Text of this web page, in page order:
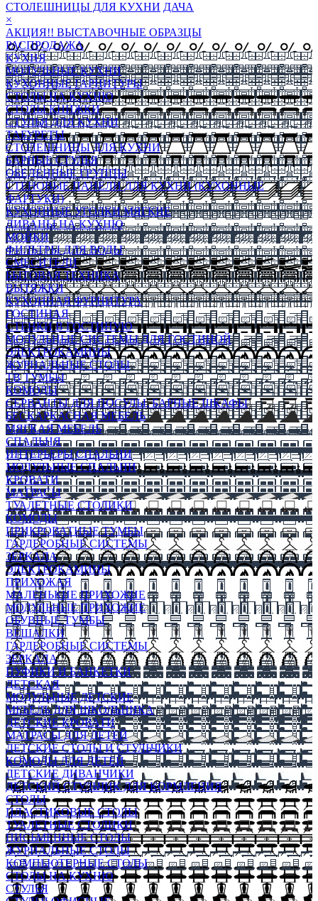
СТОЛЕШНИЦЫ ДЛЯ КУХНИ ДАЧА
×
АКЦИЯ!! ВЫСТАВОЧНЫЕ ОБРАЗЦЫ
РАСПРОДАЖА
КУХНЯ
МОДУЛЬНЫЕ КУХНИ
КУХОННЫЕ ГАРНИТУРЫ
СТОЛЫ НА КУХНЮ
СТОЛЫ КНИЖКИ
СТУЛЬЯ ДЛЯ КУХНИ
ТАБУРЕТЫ
СТОЛЕШНИЦЫ ДЛЯ КУХНИ
БАРНЫЕ СТУЛЬЯ
ОБЕДЕННЫЕ ГРУППЫ
СТЕНОВЫЕ ПАНЕЛИ ДЛЯ КУХНИ (КУХОННЫЕ
ФАРТУКИ)
КУХОННЫЕ УГОЛКИ МЯГКИЕ
ДИВАНЫ НА КУХНЮ
МОЙКИ
ФИЛЬТРЫ ДЛЯ ВОДЫ
СМЕСИТЕЛИ
БЫТОВАЯ ТЕХНИКА
ВЫТЯЖКИ
КУХОННАЯ ФУРНИТУРА
ГОСТИНАЯ
СТЕНКИ В ГОСТИНУЮ
МОДУЛЬНЫЕ СИСТЕМЫ ДЛЯ ГОСТИНОЙ
ЭЛЕКТРОКАМИНЫ
ЖУРНАЛЬНЫЕ СТОЛЫ
ТВ ТУМБЫ
КОМОДЫ
СЕРВАНТЫ ДЛЯ ПОСУДЫ, БАРНЫЕ ШКАФЫ
БЕСКАРКАСНАЯ МЕБЕЛЬ
МЯГКАЯ МЕБЕЛЬ
СПАЛЬНЯ
ИНТЕРЬЕРЫ СПАЛЬНИ
МОДУЛЬНЫЕ СПАЛЬНИ
КРОВАТИ
МАТРАСЫ
ТУАЛЕТНЫЕ СТОЛИКИ
КОМОДЫ
ПРИКРОВАТНЫЕ ТУМБЫ
ГАРДЕРОБНЫЕ СИСТЕМЫ
ЗЕРКАЛА
ЭЛЕКТРОКАМИНЫ
ПРИХОЖАЯ
МАЛЕНЬКИЕ ПРИХОЖИЕ
МОДУЛЬНЫЕ ПРИХОЖИЕ
ОБУВНЫЕ ТУМБЫ
ВЕШАЛКИ
ГАРДЕРОБНЫЕ СИСТЕМЫ
ЗЕРКАЛА
ПУФИКИ И БАНКЕТКИ
ДЕТСКАЯ
МОДУЛЬНЫЕ ДЕТСКИЕ
МЕБЕЛЬ ДЛЯ ШКОЛЬНИКА
ДЕТСКИЕ КРОВАТИ
МАТРАСЫ ДЛЯ ДЕТЕЙ
ДЕТСКИЕ СТОЛЫ И СТУЛЬЧИКИ
КОМОДЫ ДЛЯ ДЕТЕЙ
ДЕТСКИЕ ДИВАНЧИКИ
ДЕТСКИЙ СТУЛЬЧИК ДЛЯ КОРМЛЕНИЯ
СТОЛЫ
ПЛАСТИКОВЫЕ СТОЛЫ
ТУАЛЕТНЫЕ СТОЛИКИ
ПИСЬМЕННЫЕ СТОЛЫ
ЖУРНАЛЬНЫЕ СТОЛЫ
КОМПЬЮТЕРНЫЕ СТОЛЫ
СТОЛЫ НА КУХНЮ
СТУЛЬЯ